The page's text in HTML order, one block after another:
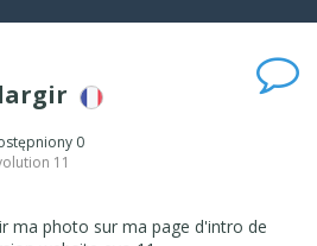
0
11
ma photo sur ma page d'intro de